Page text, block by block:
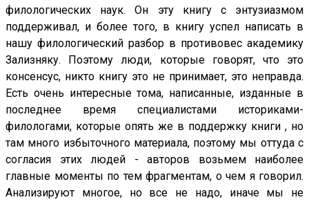
филологических наук. Он эту книгу с энтузиазмом
поддерживал, и более того, в книгу успел написать в
нашу филологический разбор в противовес академику
Зализняку. Поэтому люди, которые говорят, что это
консенсус, никто книгу это не принимает, это неправда.
Есть очень интересные тома, написанные, изданные в
последнее время специалистами историками-
филологами, которые опять же в поддержку книги , но
там много избыточного материала, поэтому мы оттуда с
согласия этих людей - авторов возьмем наиболее
главные моменты по тем фрагментам, о чем я говорил.
Анализируют многое, но все не надо, иначе мы не